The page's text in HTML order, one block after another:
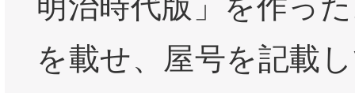
を載せ、屋号を記載